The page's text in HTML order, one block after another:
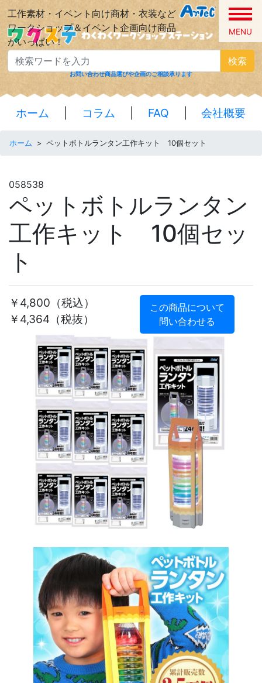
工作素材・イベント向け商材・衣装など
ワークショップ＆イベント企画向け商品
がいっぱい！
MENU
検索
お問い合わせ商品選びや企画のご相談承ります
ホーム コラム FAQ 会社概要
ホーム > ペットボトルランタン工作キット 10個セット
058538
ペットボトルランタン
工作キット 10個セッ
ト
￥4,800 （税込）
￥4,364（税抜）
この商品について
問い合わせる